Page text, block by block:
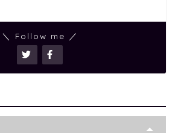
＼ Follow me ／